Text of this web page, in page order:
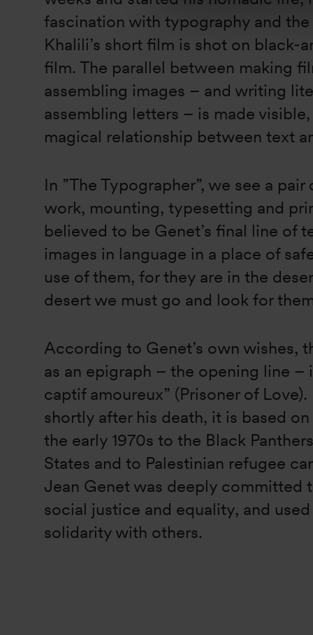
fascination with typography and
Khalili’s short film is shot on black-
film. The parallel between making
assembling images – and writing
assembling letters – is made
magical relationship between text
In ”The Typographer”, we see a pair
work, mounting, typesetting and
believed to be Genet’s final line of
images in language in a place of
use of them, for they are in the
desert we must go and look for
According to Genet’s own wishes,
as an epigraph – the opening line –
captif amoureux” (Prisoner of Love).
shortly after his death, it is based on
the early 1970s to the Black
States and to Palestinian refugee
Jean Genet was deeply committed
social justice and equality, and
solidarity with others.